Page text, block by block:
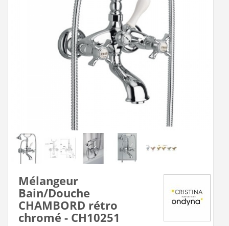
Mélangeur
Bain/Douche
CHAMBORD rétro
chromé - CH10251